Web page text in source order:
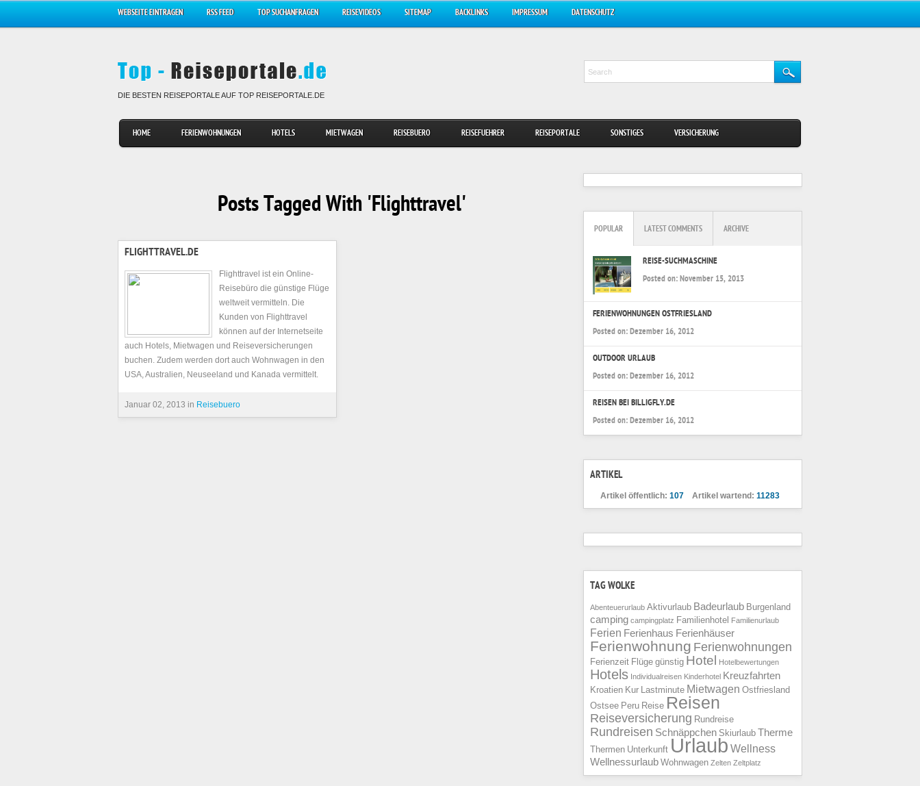
WEBSEITE EINTRAGEN RSS FEED TOP SUCHANFRAGEN REISEVIDEOS SITEMAP BACKLINKS IMPRESSUM DATENSCHUTZ
DIE BESTEN REISEPORTALE AUF TOP REISEPORTALE.DE
HOME FERIENWOHNUNGEN HOTELS MIETWAGEN REISEBUERO REISEFUEHRER REISEPORTALE SONSTIGES VERSICHERUNG
Posts Tagged With 'Flighttravel'
FLIGHTTRAVEL.DE
Flighttravel ist ein Online-
Reisebüro die günstige Flüge
weltweit vermitteln. Die
Kunden von Flighttravel
können auf der Internetseite
auch Hotels, Mietwagen und Reiseversicherungen
buchen. Zudem werden dort auch Wohnwagen in den
USA, Australien, Neuseeland und Kanada vermittelt.
Januar 02, 2013 in Reisebuero
POPULAR LATEST COMMENTS ARCHIVE
REISE-SUCHMASCHINE
Posted on: November 15, 2013
FERIENWOHNUNGEN OSTFRIESLAND
Posted on: Dezember 16, 2012
OUTDOOR URLAUB
Posted on: Dezember 16, 2012
REISEN BEI BILLIGFLY.DE
Posted on: Dezember 16, 2012
ARTIKEL
Artikel öffentlich: 107Artikel wartend: 11283
TAG WOLKE
Abenteuerurlaub Aktivurlaub Badeurlaub Burgenland
camping campingplatz Familienhotel Familienurlaub
Ferien Ferienhaus Ferienhäuser
Ferienwohnung Ferienwohnungen
Ferienzeit Flüge günstig Hotel Hotelbewertungen
Hotels Individualreisen Kinderhotel Kreuzfahrten
Kroatien Kur Lastminute Mietwagen Ostfriesland
Ostsee Peru Reise Reisen
Reiseversicherung Rundreise
Rundreisen Schnäppchen Skiurlaub Therme
Thermen Unterkunft Urlaub Wellness
Wellnessurlaub Wohnwagen Zelten Zeltplatz